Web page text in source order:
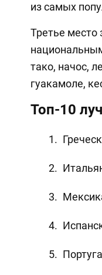
из самых
Третье место
тако, начос,
гуакамоле,
Топ-10